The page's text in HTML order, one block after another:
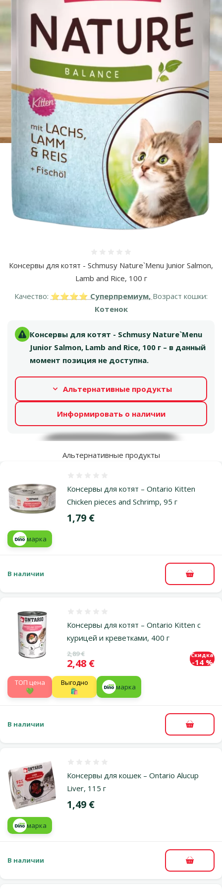
Консервы для котят - Schmusy Nature`Menu Junior Salmon,
Lamb and Rice, 100 г
Качество: ⭐⭐⭐⭐ Суперпремиум, Возраст кошки:
Котенок
Консервы для котят - Schmusy Nature`Menu
Junior Salmon, Lamb and Rice, 100 г – в данный
момент позиция не доступна.
Альтернативные продукты
Информировать о наличии
Альтернативные продукты
Консервы для котят – Ontario Kitten
Chicken pieces and Schrimp, 95 г
Цена
1,79 €
марка
В наличии В
Консервы для котят – Ontario Kitten с
курицей и креветками, 400 г
Исходная цена
2,89 €
Цена
2,48 €
Скидка
-14 %
TOП цена
💚
Выгодно
🛍️
марка
В наличии В
Консервы для кошек – Ontario Alucup
Liver, 115 г
Цена
1,49 €
марка
В наличии В